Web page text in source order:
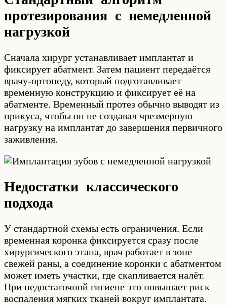
протезирования с немедленной
нагрузкой
Сначала хирург устанавливает имплантат и
фиксирует абатмент. Затем пациент передаётся
врачу-ортопеду, который подготавливает
временную конструкцию и фиксирует её на
абатменте. Временный протез обычно выводят из
прикуса, чтобы он не создавал чрезмерную
нагрузку на имплантат до завершения первичного
заживления.
Недостатки классического
подхода
У стандартной схемы есть ограничения. Если
временная коронка фиксируется сразу после
хирургического этапа, врач работает в зоне
свежей раны, а соединение коронки с абатментом
может иметь участки, где скапливается налёт.
При недостаточной гигиене это повышает риск
воспаления мягких тканей вокруг имплантата.